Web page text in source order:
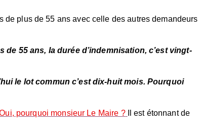
de plus de 55 ans avec celle des autres demandeurs
de 55 ans, la durée d’indemnisation, c’est vingt-
le lot commun c’est dix-huit mois. Pourquoi
pourquoi monsieur Le Maire ? Il est étonnant de